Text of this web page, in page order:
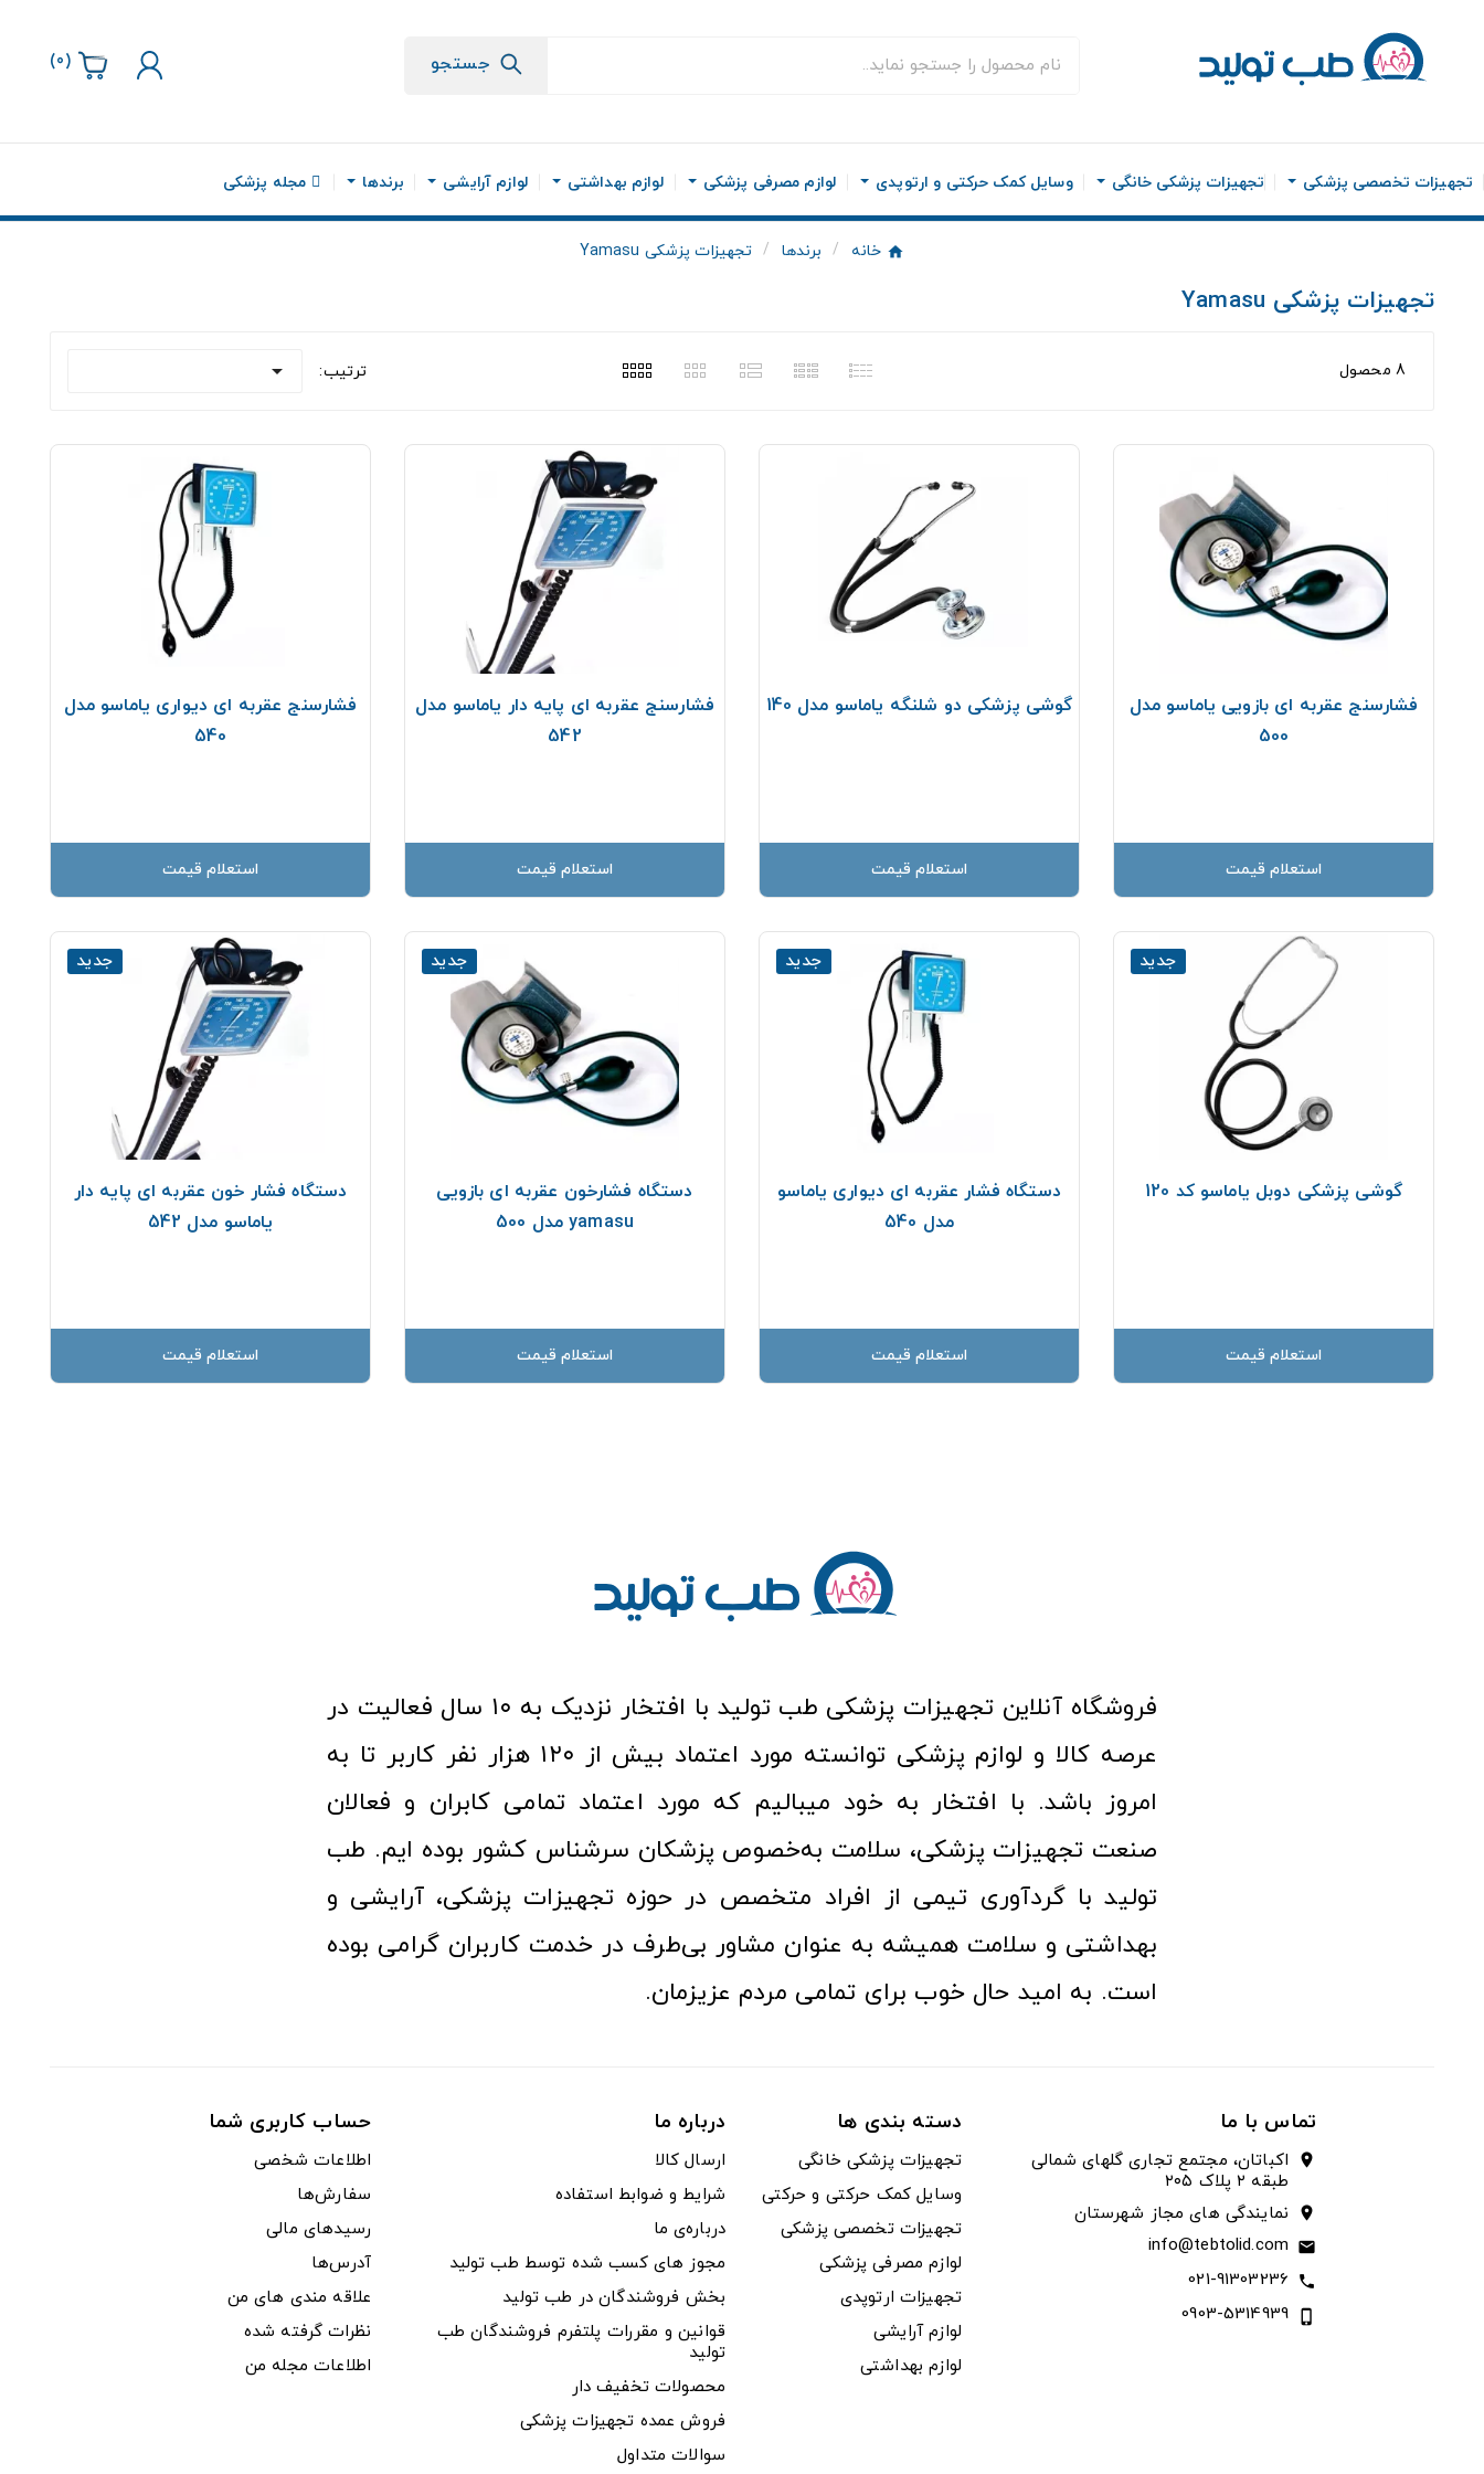
جستجو (
0
)
تجهیزات تخصصی پزشکی تجهیزات پزشکی خانگی وسایل کمک حرکتی و ارتوپدی لوازم مصرفی پزشکی لوازم بهداشتی لوازم آرایشی برندها مجله پزشکی
خانه برندها تجهیزات پزشکی Yamasu
تجهیزات پزشکی Yamasu
8 محصول ترتیب: 
فشارسنج عقربه ای بازویی یاماسو مدل
500
استعلام قیمت
گوشی پزشکی دو شلنگه یاماسو مدل 140
استعلام قیمت
فشارسنج عقربه ای پایه دار یاماسو مدل
542
استعلام قیمت
فشارسنج عقربه ای دیواری یاماسو مدل
540
استعلام قیمت
جدید
گوشی پزشکی دوبل یاماسو کد 120
استعلام قیمت
جدید
دستگاه فشار عقربه ای دیواری یاماسو
مدل 540
استعلام قیمت
جدید
دستگاه فشارخون عقربه ای بازویی
yamasu مدل 500
استعلام قیمت
جدید
دستگاه فشار خون عقربه ای پایه دار
یاماسو مدل 542
استعلام قیمت
فروشگاه آنلاین تجهیزات پزشکی طب تولید با افتخار نزدیک به ۱۰ سال فعالیت در
عرصه کالا و لوازم پزشکی توانسته مورد اعتماد بیش از ۱۲۰ هزار نفر کاربر تا به
امروز باشد. با افتخار به خود میبالیم که مورد اعتماد تمامی کابران و فعالان
صنعت تجهیزات پزشکی، سلامت به‌خصوص پزشکان سرشناس کشور بوده ایم. طب
تولید با گردآوری تیمی از افراد متخصص در حوزه تجهیزات پزشکی، آرایشی و
بهداشتی و سلامت همیشه به عنوان مشاور بی‌طرف در خدمت کاربران گرامی بوده
است. به امید حال خوب برای تمامی مردم عزیزمان.
تماس با ما
location_on
اکباتان، مجتمع تجاری گلهای شمالی
طبقه ۲ پلاک ۲۰۵
location_on نمایندگی های مجاز شهرستان
email
info@tebtolid.com
call
021-91303236
phone_iphone
0903-5314939
دسته بندی ها
تجهیزات پزشکی خانگی
وسایل کمک حرکتی و حرکتی
تجهیزات تخصصی پزشکی
لوازم مصرفی پزشکی
تجهیزات ارتوپدی
لوازم آرایشی
لوازم بهداشتی
درباره ما
ارسال کالا
شرایط و ضوابط استفاده
درباره‌ی ما
مجوز های کسب شده توسط طب تولید
بخش فروشندگان در طب تولید
قوانین و مقررات پلتفرم فروشندگان طب
تولید
محصولات تخفیف دار
فروش عمده تجهیزات پزشکی
سوالات متداول
حساب کاربری شما
اطلاعات شخصی
سفارش‌ها
رسیدهای مالی
آدرس‌ها
علاقه مندی های من
نظرات گرفته شده
اطلاعات مجله من